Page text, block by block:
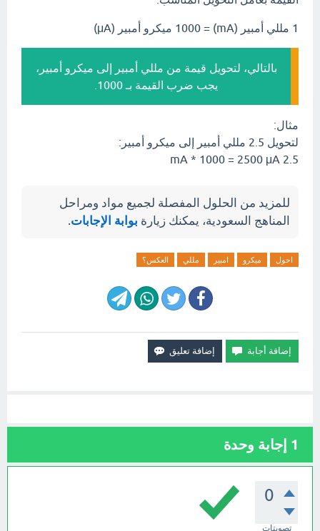
1 مللي أمبير (mA) = 1000 ميكرو أمبير (μA)
بالتالي، لتحويل قيمة من مللي أمبير إلى ميكرو أمبير،
يجب ضرب القيمة بـ 1000.
مثال:
لتحويل 2.5 مللي أمبير إلى ميكرو أمبير:
2.5 mA * 1000 = 2500 μA
للمزيد من الحلول المفصلة لجميع مواد ومراحل
المناهج السعودية، يمكنك زيارة بوابة الإجابات.
احول ميكرو امبير مللي العكس؟
1 إجابة وحدة
0
تصويتات